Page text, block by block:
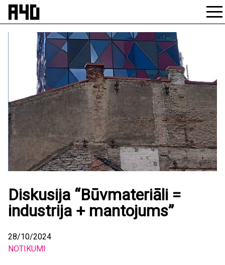
Skip
Diskusija “Būvmateriāli =
industrija + mantojums”
28/10/2024
NOTIKUMI